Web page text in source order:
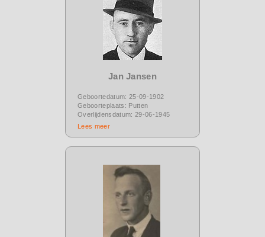
Jan Jansen
Geboortedatum: 25-09-1902
Geboorteplaats: Putten
Overlijdensdatum: 29-06-1945
Lees meer